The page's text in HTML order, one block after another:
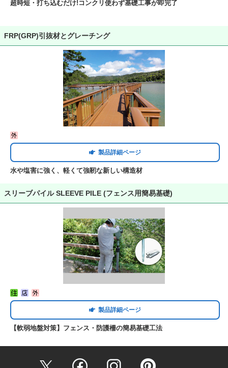
超時短・打ち込むだけ!コンクリ使わず基礎工事が即完了
FRP(GRP)引抜材とグレーチング
製品詳細ページ
水や塩害に強く、軽くて強靭な新しい構造材
スリーブパイル SLEEVE PILE (フェンス用簡易基礎)
製品詳細ページ
【軟弱地盤対策】フェンス・防護柵の簡易基礎工法